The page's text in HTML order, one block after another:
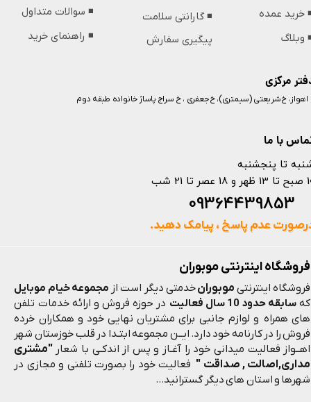
فروشگاه اینترنتی موبوران
فروشگاه اینترنتی موبورانخدمتی دیگر است از مجموعه خیام موبایل
که سابقه حدود 10 سال فعالیت
در حوزه فروش و ارائه خدمات تلفن
های همراه و لوازم جانبی برای مشتریان نهایی خود و همکاران خرده
فروش را در کارنامه خود دارد. ایــن مجموعه ابتـدا در قلب خوزستان شهر
اهــواز فعالیت میدانی خود را آغـاز و پس از اندکـی با شعار "مشتری
مداری,اصالت , صداقت " فعالیت خود را بصورت تلفنی و مجازی در
شهرها و استان های دیگر گسترانید...
مرکزی
با ما
اهواز، خ شریعتی (سیمتری)، خ جعفری ، خ سراج پاساژ خانواده طبقه دوم
تا پنجشنبه
تا 21 شب
عدم پاسخ ، پیامک دهید.
◾️ سوالات متداول
◾️ راهنمای خرید
خرید عمده
وبلاگ
◾️ گارانتی سلامت
پیگیری سفارش